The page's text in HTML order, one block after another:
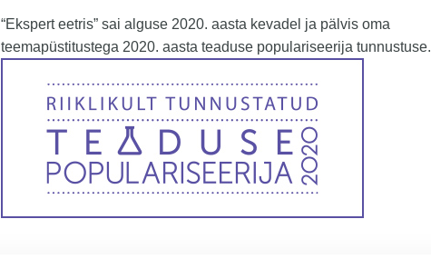
“Ekspert eetris” sai alguse 2020. aasta kevadel ja pälvis oma
teemapüstitustega 2020. aasta teaduse populariseerija tunnustuse.